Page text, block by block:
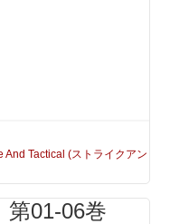
And Tactical (ストライクアン
第01-06巻